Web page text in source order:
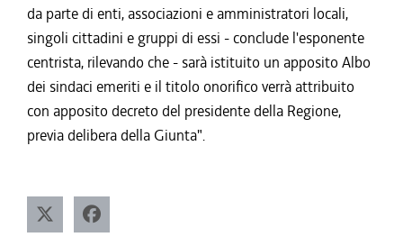
da parte di enti, associazioni e amministratori locali,
singoli cittadini e gruppi di essi - conclude l'esponente
centrista, rilevando che - sarà istituito un apposito Albo
dei sindaci emeriti e il titolo onorifico verrà attribuito
con apposito decreto del presidente della Regione,
previa delibera della Giunta".